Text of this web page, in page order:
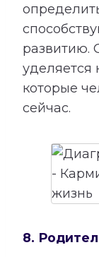
развитию.
которые
сейчас.
8.